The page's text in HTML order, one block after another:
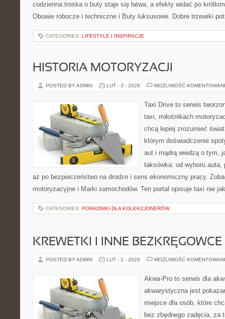
codzienna troska o buty staje się łatwa, a efekty widać po
Obuwie robocze i techniczne i Buty luksusowe. Dobre trzewiki
CATEGORIES: LIFESTYLE I INSPIRACJE
HISTORIA MOTORYZACJI
POSTED BY ADMIN LUT - 3 - 2026 MOŻLIWOŚĆ
Taxi Drive to serwis
taxi, miłośnikach
chcą lepiej zrozumieć
którym doświadczenie
aut i mądrą wiedzą o tym,
taksówka: od wyboru
aż po bezpieczeństwo na drodze i sens ekonomiczny pracy.
motoryzacyjne i Marki samochodów. Ten portal opisuje taxi nie
CATEGORIES: PORADNIKI DLA KOLEKCJONERÓW
KREWETKI I INNE BEZKRĘGOWCE
POSTED BY ADMIN LUT - 2 - 2026 MOŻLIWOŚĆ
Akwa-Pro to serwis dla
akwarystyczna jest
miejsce dla osób, które
bez zbędnego zadęcia, za